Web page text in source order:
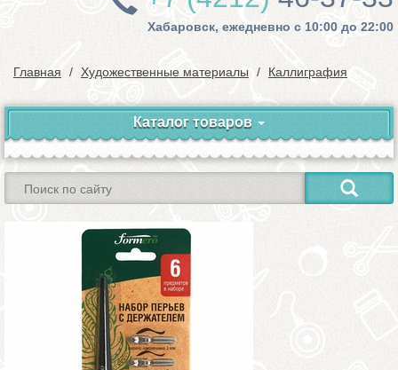
Хабаровск, ежедневно с 10:00 до 22:00
Главная Художественные материалы Каллиграфия
Каталог товаров